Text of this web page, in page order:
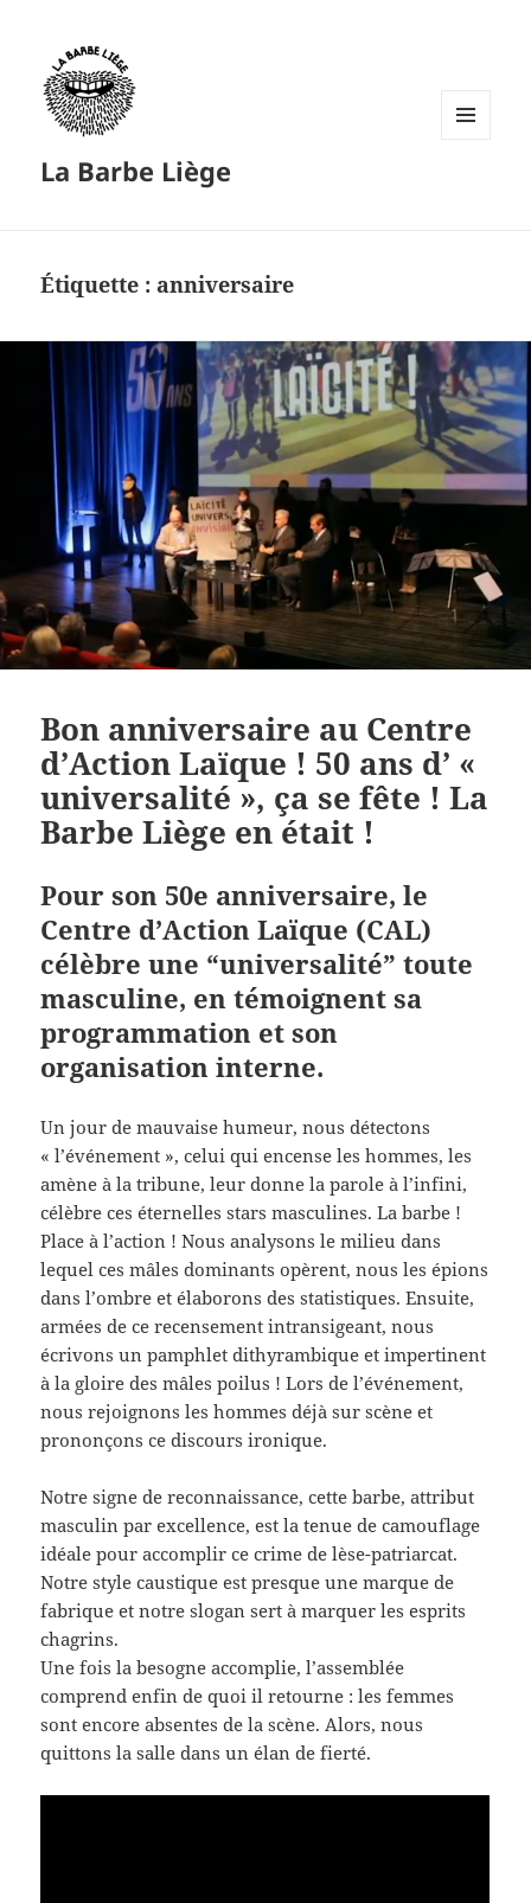
La Barbe Liège
Étiquette : anniversaire
Bon anniversaire au Centre
d’Action Laïque ! 50 ans d’ «
universalité », ça se fête ! La
Barbe Liège en était !
Pour son 50e anniversaire, le
Centre d’Action Laïque (CAL)
célèbre une “universalité” toute
masculine, en témoignent sa
programmation et son
organisation interne.
Un jour de mauvaise humeur, nous détectons
« l’événement », celui qui encense les hommes, les
amène à la tribune, leur donne la parole à l’infini,
célèbre ces éternelles stars masculines. La barbe !
Place à l’action ! Nous analysons le milieu dans
lequel ces mâles dominants opèrent, nous les épions
dans l’ombre et élaborons des statistiques. Ensuite,
armées de ce recensement intransigeant, nous
écrivons un pamphlet dithyrambique et impertinent
à la gloire des mâles poilus ! Lors de l’événement,
nous rejoignons les hommes déjà sur scène et
prononçons ce discours ironique.
Notre signe de reconnaissance, cette barbe, attribut
masculin par excellence, est la tenue de camouflage
idéale pour accomplir ce crime de lèse-patriarcat.
Notre style caustique est presque une marque de
fabrique et notre slogan sert à marquer les esprits
chagrins.
Une fois la besogne accomplie, l’assemblée
comprend enfin de quoi il retourne : les femmes
sont encore absentes de la scène. Alors, nous
quittons la salle dans un élan de fierté.